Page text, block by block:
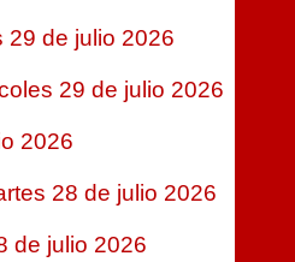
29 de julio 2026
29 de julio 2026
2026
28 de julio 2026
de julio 2026